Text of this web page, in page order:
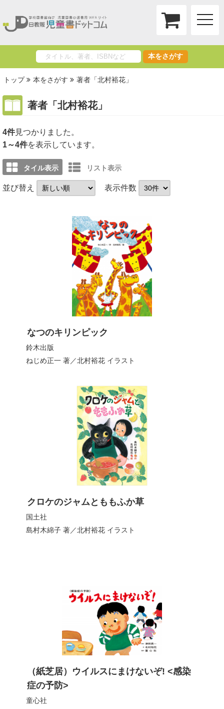
toggle
本をさがす
トップ 本をさがす 著者「北村裕花」
著者「北村裕花」
4件
1～4件を表示しています。
タイル表示 リスト表示
並び替え 表示件数
なつのキリンピック
鈴木出版
ねじめ正一著／北村裕花イラスト
クロケのジャムとももふか草
国土社
島村木綿子著／北村裕花イラスト
（紙芝居）ウイルスにまけないぞ! <感染
症の予防>
童心社